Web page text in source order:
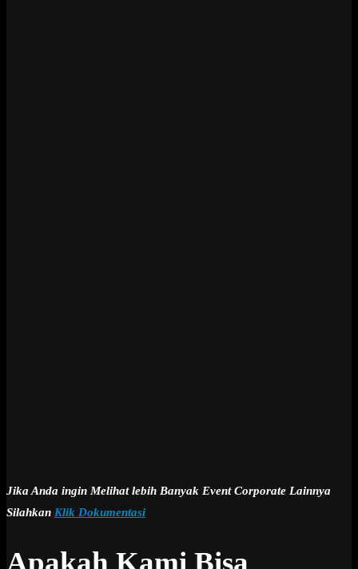
Jika Anda ingin Melihat lebih Banyak Event Corporate Lainnya
Silahkan Klik Dokumentasi
Apakah Kami Bisa